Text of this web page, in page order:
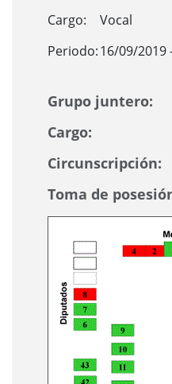
Cargo:
Vocal
Periodo:16/09/2019
Grupo juntero:
Cargo:
Circunscripción:
Toma de